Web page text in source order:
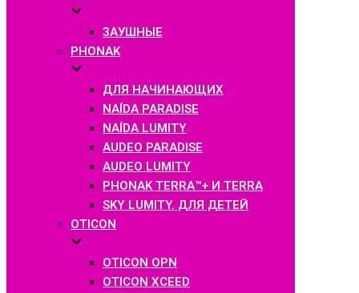
ЗАУШНЫЕ
PHONAK
ДЛЯ НАЧИНАЮЩИХ
NAÍDA PARADISE
NAÍDA LUMITY
AUDEO PARADISE
AUDEO LUMITY
PHONAK TERRA™+ И TERRA
SKY LUMITY. ДЛЯ ДЕТЕЙ
OTICON
OTICON OPN
OTICON XCEED